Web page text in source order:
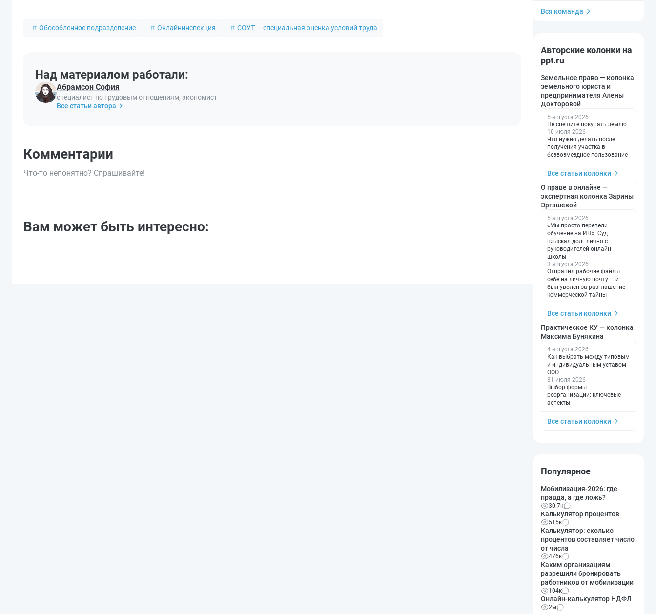
Обособленное подразделение Онлайнинспекция СОУТ — специальная оценка условий труда
Над материалом работали:
Абрамсон София
специалист по трудовым отношениям, экономист
Все статьи автора
Комментарии
Что-то непонятно? Спрашивайте!
Вам может быть интересно:
Вся команда
Авторские колонки на
ppt.ru
Земельное право — колонка
земельного юриста и
предпринимателя Алены
Докторовой
5 августа 2026
Не спешите покупать землю
10 июля 2026
Что нужно делать после
получения участка в
безвозмездное пользование
Все статьи колонки
О праве в онлайне —
экспертная колонка Зарины
Эргашевой
5 августа 2026
«Мы просто перевели
обучение на ИП». Суд
взыскал долг лично с
руководителей онлайн-
школы
3 августа 2026
Отправил рабочие файлы
себе на личную почту — и
был уволен за разглашение
коммерческой тайны
Все статьи колонки
Практическое КУ — колонка
Максима Бунякина
4 августа 2026
Как выбрать между типовым
и индивидуальным уставом
ООО
31 июля 2026
Выбор формы
реорганизации: ключевые
аспекты
Все статьи колонки
Популярное
Мобилизация-2026: где
правда, а где ложь?
30.7к
Калькулятор процентов
515к
Калькулятор: сколько
процентов составляет число
от числа
476к
Каким организациям
разрешили бронировать
работников от мобилизации
104к
Онлайн-калькулятор НДФЛ
2м